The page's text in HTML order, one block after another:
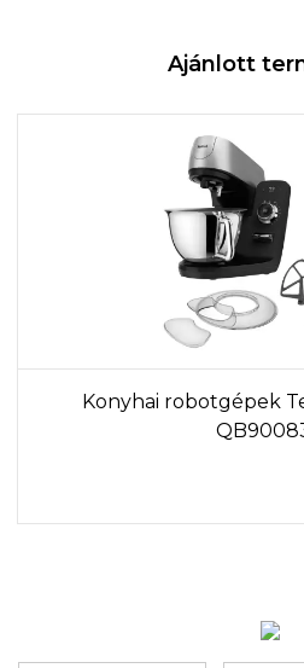
Ajánlott
Konyhai robotgépek